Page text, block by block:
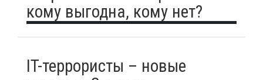
кому выгодна, кому нет?
IT-террористы – новые